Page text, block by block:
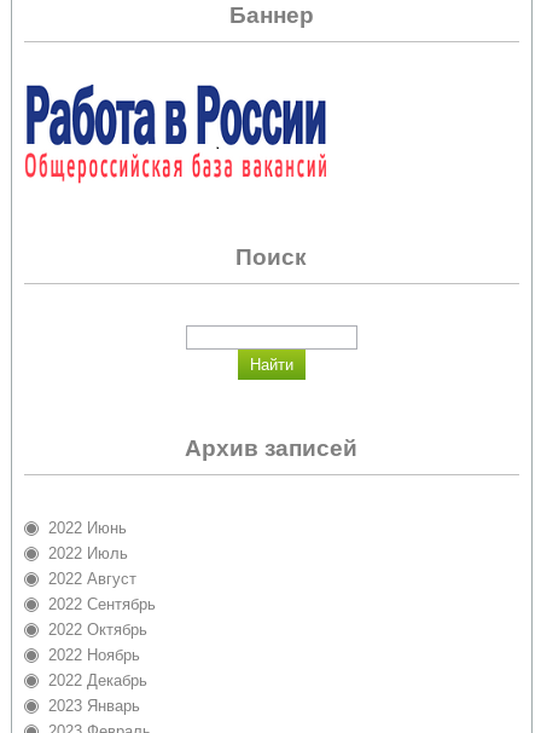
Баннер
Поиск
Архив записей
2022 Июнь
2022 Июль
2022 Август
2022 Сентябрь
2022 Октябрь
2022 Ноябрь
2022 Декабрь
2023 Январь